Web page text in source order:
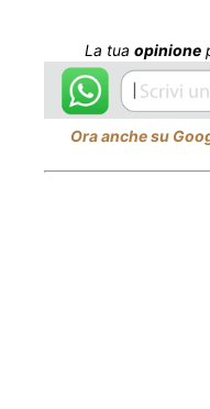
La tua opinione
Ora anche su